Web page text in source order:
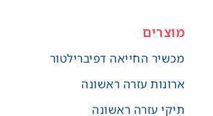
מוצרים
מכשיר החייאה דפיברילטור
ארונות עזרה ראשונה
תיקי עזרה ראשונה